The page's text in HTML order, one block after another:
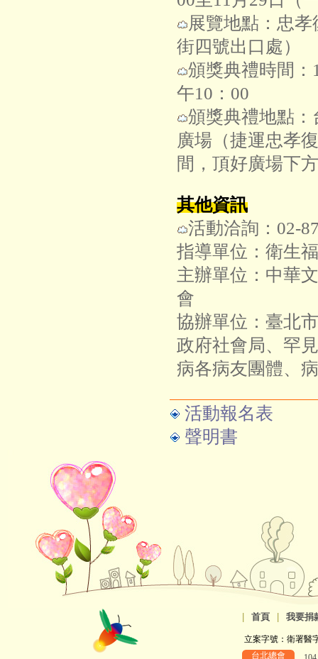
展覽地點：忠
街四號出口處）
頒獎典禮時間：
午10：00
頒獎典禮地點
廣場（捷運忠孝
間，頂好廣場下
其他資訊
活動洽詢：02-
指導單位：衛生
主辦單位：中華
會
協辦單位：臺北
政府社會局、罕
病各病友團體、
活動報名表
聲明書
首頁 我要捐
立案字號：衛署醫
台北總會